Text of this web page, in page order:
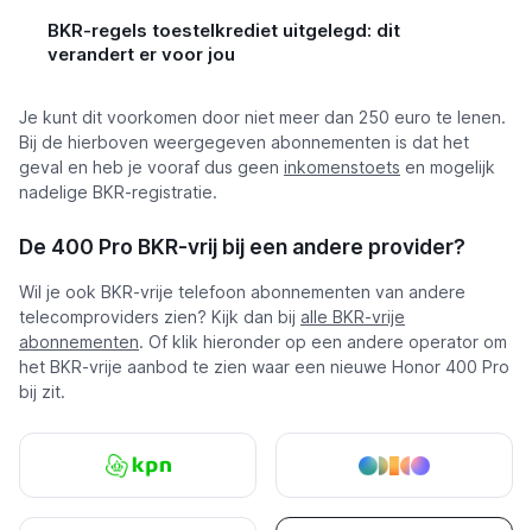
BKR-regels toestelkrediet uitgelegd: dit
verandert er voor jou
Je kunt dit voorkomen door niet meer dan 250 euro te lenen.
Bij de hierboven weergegeven abonnementen is dat het
geval en heb je vooraf dus geen inkomenstoets en mogelijk
nadelige BKR-registratie.
De 400 Pro BKR-vrij bij een andere provider?
Wil je ook BKR-vrije telefoon abonnementen van andere
telecomproviders zien? Kijk dan bij alle BKR-vrije
abonnementen. Of klik hieronder op een andere operator om
het BKR-vrije aanbod te zien waar een nieuwe Honor 400 Pro
bij zit.